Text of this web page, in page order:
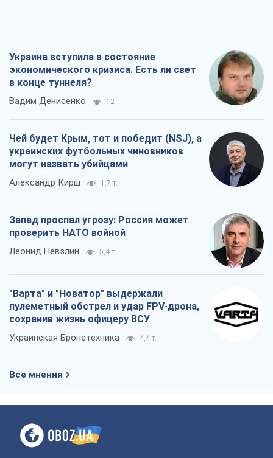
Украина вступила в состояние
экономического кризиса. Есть ли свет
в конце туннеля?
Вадим Денисенко 12
Чей будет Крым, тот и победит (NSJ), а
украинских футбольных чиновников
могут назвать убийцами
Александр Кирш 1,7 т.
Запад проспал угрозу: Россия может
проверить НАТО войной
Леонид Невзлин 5,4 т.
"Варта" и "Новатор" выдержали
пулеметный обстрел и удар FPV-дрона,
сохранив жизнь офицеру ВСУ
Украинская Бронетехника 4,4 т.
Все мнения